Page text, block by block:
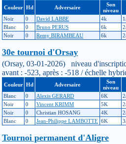
Couleur Hd Adversaire
Son
niveau
Noir
0 David LABBE 4k
Blanc
0 Bruno PERUS 6k
Noir
0 Remy BIRAMBEAU 6k
30e tournoi d'Orsay
(Orsay, 03-01-2026) niveau
avant : -523, après : -518 / échelle
Couleur Hd Adversaire
Son
niveau
Blanc
0 Alexis GERARD 6K
Noir
0 Vincent KRIMM 5K
Noir
0 Christian HOSANG 4K
Blanc
0 Jean-Philippe LAMBOTTE 6K
Tournoi permanent d'Aligre